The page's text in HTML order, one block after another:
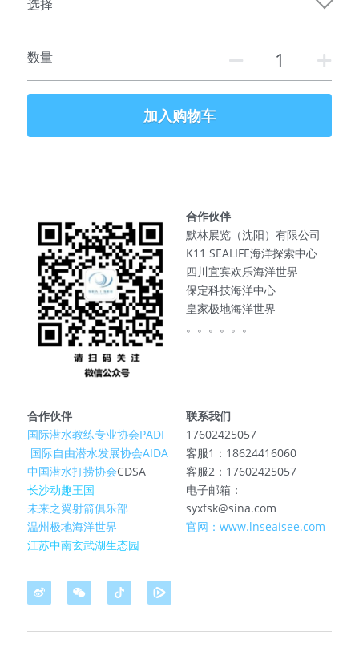
俱乐部介绍
特别推荐
选择
数量
加入购物车
合作伙伴
默林展览（沈阳）有限公司
K11 SEALIFE海洋探索中心
四川宜宾欢乐海洋世界
保定科技海洋中心
皇家极地海洋世界
。。。。。。
合作伙伴
国际潜水教练专业协会PADI
国际自由潜水发展协会AIDA
中国潜水打捞协会CDSA
长沙动趣王国
未来之翼射箭俱乐部
温州极地海洋世界
江苏中南玄武湖生态园
联系我们
17602425057
客服1：18624416060
客服2：17602425057
电子邮箱：
syxfsk@sina.com
官网：www.lnseaisee.com